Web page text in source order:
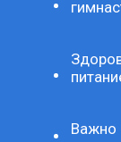
Важно